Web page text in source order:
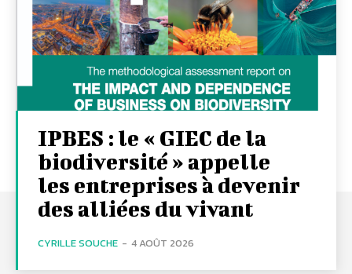
IPBES : le « GIEC de la
biodiversité » appelle
les entreprises à devenir
des alliées du vivant
CYRILLE SOUCHE - 4 AOÛT 2026